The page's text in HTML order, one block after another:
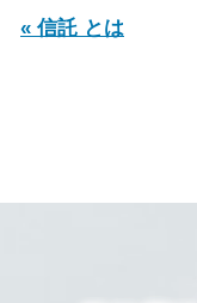
« 信託 とは